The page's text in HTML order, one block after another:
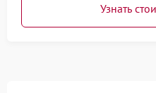
Узнать